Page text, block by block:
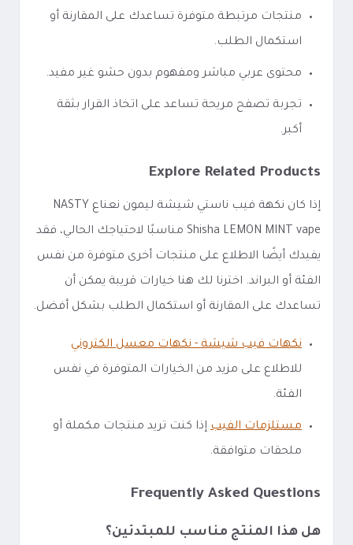
منتجات مرتبطة متوفرة تساعدك على المقارنة أو
استكمال الطلب.
محتوى عربي مباشر ومفهوم بدون حشو غير مفيد.
تجربة تصفح مريحة تساعد على اتخاذ القرار بثقة
أكبر.
Explore Related Products
إذا كان نكهة فيب ناستي شيشة ليمون نعناع NASTY
Shisha LEMON MINT vape مناسبًا لاحتياجك الحالي، فقد
يفيدك أيضًا الاطلاع على منتجات أخرى متوفرة من نفس
الفئة أو البراند. اخترنا لك هنا خيارات قريبة يمكن أن
تساعدك على المقارنة أو استكمال الطلب بشكل أفضل.
نكهات فيب شيشة - نكهات معسل الكتروني
للاطلاع على مزيد من الخيارات المتوفرة في نفس
الفئة.
مستلزمات الفيب إذا كنت تريد منتجات مكملة أو
ملحقات متوافقة.
Frequently Asked Questions
هل هذا المنتج مناسب للمبتدئين؟